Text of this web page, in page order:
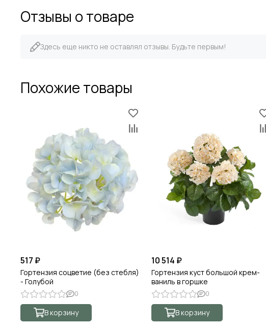
Отзывы о товаре
Здесь еще никто не оставлял отзывы. Будьте первым!
Похожие товары
517 ₽
Гортензия соцветие (без стебля)
- Голубой
0
В корзину
10 514 ₽
Гортензия куст большой крем-
ваниль в горшке
0
В корзину